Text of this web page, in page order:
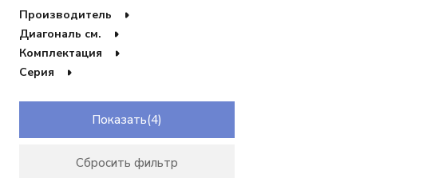
PIERCED
PINWHEEL
PRINCE
Prismass
SAMURAI
Sheffield
Производитель
Диагональ см.
Комплектация
Серия
Показать
Сбросить фильтр